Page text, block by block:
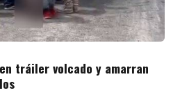
tráiler volcado y amarran